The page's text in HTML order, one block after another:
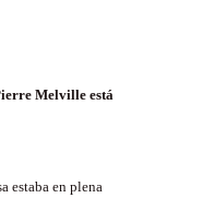
Melville está
estaba en plena